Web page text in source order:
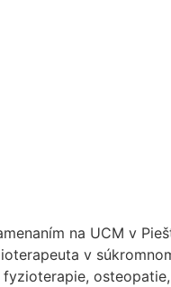
na UCM v
v